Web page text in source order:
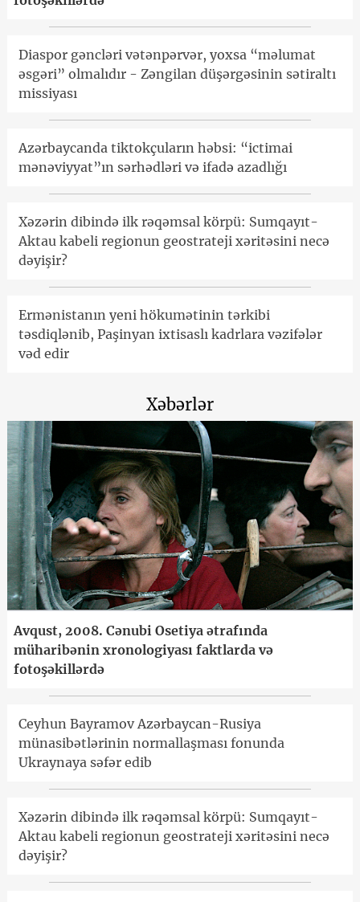
Diaspor gəncləri vətənpərvər, yoxsa “məlumat
əsgəri” olmalıdır - Zəngilan düşərgəsinin sətiraltı
missiyası
Azərbaycanda tiktokçuların həbsi: “ictimai
mənəviyyat”ın sərhədləri və ifadə azadlığı
Xəzərin dibində ilk rəqəmsal körpü: Sumqayıt-
Aktau kabeli regionun geostrateji xəritəsini necə
dəyişir?
Ermənistanın yeni hökumətinin tərkibi
təsdiqlənib, Paşinyan ixtisaslı kadrlara vəzifələr
vəd edir
Xəbərlər
Avqust, 2008. Cənubi Osetiya ətrafında
müharibənin xronologiyası faktlarda və
fotoşəkillərdə
Ceyhun Bayramov Azərbaycan-Rusiya
münasibətlərinin normallaşması fonunda
Ukraynaya səfər edib
Xəzərin dibində ilk rəqəmsal körpü: Sumqayıt-
Aktau kabeli regionun geostrateji xəritəsini necə
dəyişir?